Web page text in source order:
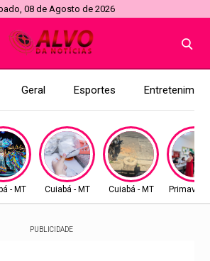
08 de Agosto de 2026
Geral Esportes
- MT Cuiabá - MT Cuiabá - MT
PUBLICIDADE